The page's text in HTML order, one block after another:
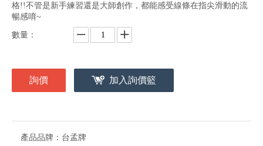
格!!不管是新手練習還是大師創作，都能感受線條在指尖滑動的流
暢感唷~
數量：
詢價 加入詢價籃
產品品牌： 台孟牌